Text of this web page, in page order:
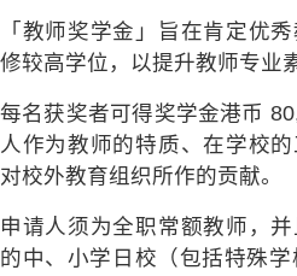
「教师奖学金」旨在肯定优
修较高学位，以提升教师专业
每名获奖者可得奖学金港币
人作为教师的特质、在学校
对校外教育组织所作的贡献。
申请人须为全职常额教师，
的中、小学日校（包括特殊